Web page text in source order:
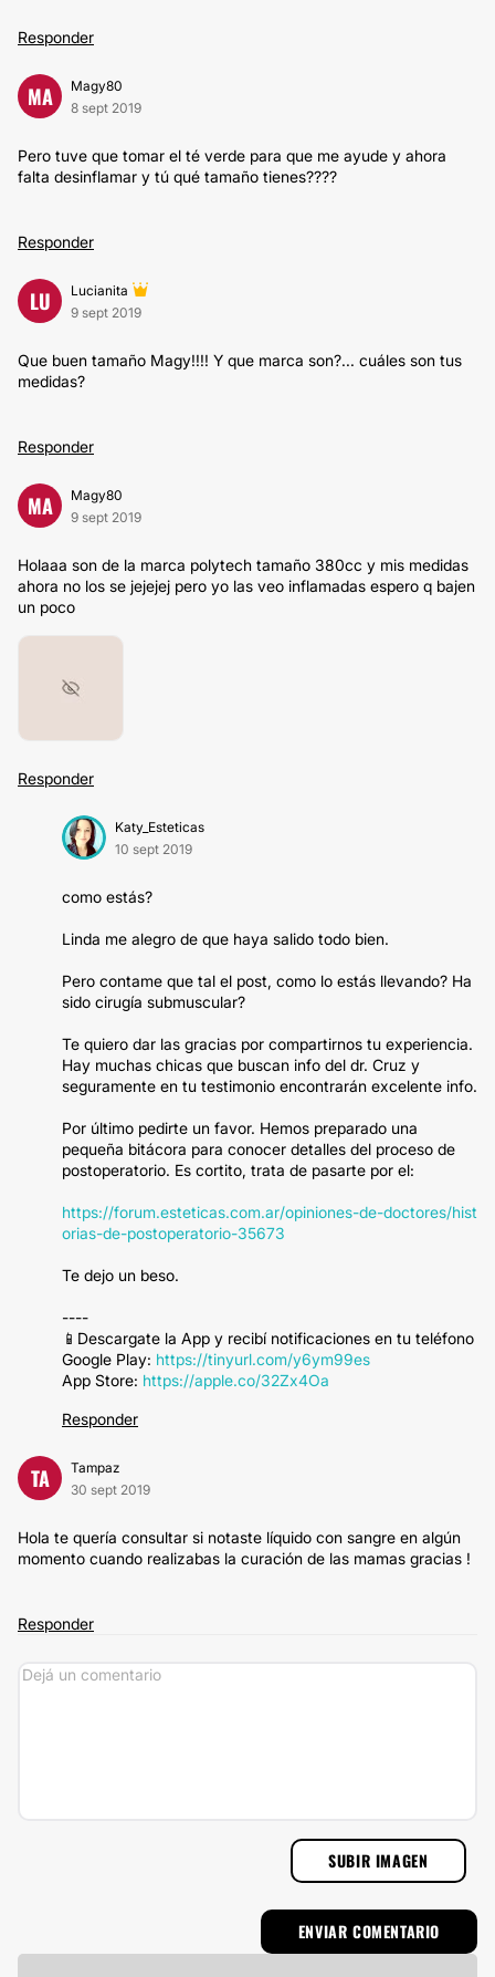
Responder
MA
Magy80
8 sept 2019
Pero tuve que tomar el té verde para que me ayude y ahora
falta desinflamar y tú qué tamaño tienes????
Responder
LU
Lucianita
9 sept 2019
Que buen tamaño Magy!!!! Y que marca son?... cuáles son tus
medidas?
Responder
MA
Magy80
9 sept 2019
Holaaa son de la marca polytech tamaño 380cc y mis medidas
ahora no los se jejejej pero yo las veo inflamadas espero q bajen
un poco
Responder
Katy_Esteticas
10 sept 2019
como estás?
Linda me alegro de que haya salido todo bien.
Pero contame que tal el post, como lo estás llevando? Ha
sido cirugía submuscular?
Te quiero dar las gracias por compartirnos tu experiencia.
Hay muchas chicas que buscan info del dr. Cruz y
seguramente en tu testimonio encontrarán excelente info.
Por último pedirte un favor. Hemos preparado una
pequeña bitácora para conocer detalles del proceso de
postoperatorio. Es cortito, trata de pasarte por el:
https://forum.esteticas.com.ar/opiniones-de-doctores/hist
orias-de-postoperatorio-35673
Te dejo un beso.
----
📱Descargate la App y recibí notificaciones en tu teléfono
Google Play: https://tinyurl.com/y6ym99es
App Store: https://apple.co/32Zx4Oa
Responder
TA
Tampaz
30 sept 2019
Hola te quería consultar si notaste líquido con sangre en algún
momento cuando realizabas la curación de las mamas gracias !
Responder
SUBIR IMAGEN